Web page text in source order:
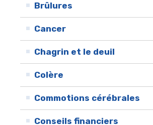
Brûlures
Cancer
Chagrin et le deuil
Colère
Commotions cérébrales
Conseils financiers